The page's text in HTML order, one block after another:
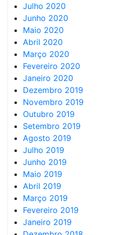
Julho 2020
Junho 2020
Maio 2020
Abril 2020
Março 2020
Fevereiro 2020
Janeiro 2020
Dezembro 2019
Novembro 2019
Outubro 2019
Setembro 2019
Agosto 2019
Julho 2019
Junho 2019
Maio 2019
Abril 2019
Março 2019
Fevereiro 2019
Janeiro 2019